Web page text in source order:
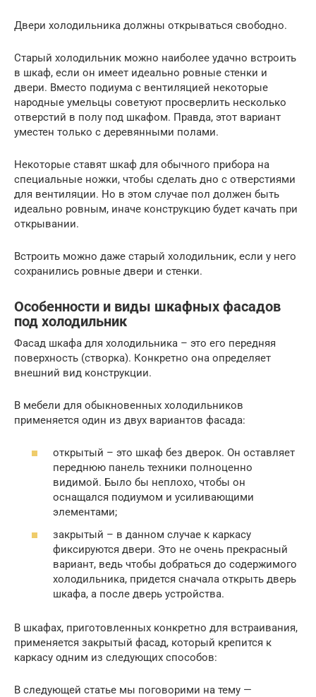
Двери холодильника должны открываться свободно.
Старый холодильник можно наиболее удачно встроить
в шкаф, если он имеет идеально ровные стенки и
двери. Вместо подиума с вентиляцией некоторые
народные умельцы советуют просверлить несколько
отверстий в полу под шкафом. Правда, этот вариант
уместен только с деревянными полами.
Некоторые ставят шкаф для обычного прибора на
специальные ножки, чтобы сделать дно с отверстиями
для вентиляции. Но в этом случае пол должен быть
идеально ровным, иначе конструкцию будет качать при
открывании.
Встроить можно даже старый холодильник, если у него
сохранились ровные двери и стенки.
Особенности и виды шкафных фасадов
под холодильник
Фасад шкафа для холодильника – это его передняя
поверхность (створка). Конкретно она определяет
внешний вид конструкции.
В мебели для обыкновенных холодильников
применяется один из двух вариантов фасада:
открытый – это шкаф без дверок. Он оставляет
переднюю панель техники полноценно
видимой. Было бы неплохо, чтобы он
оснащался подиумом и усиливающими
элементами;
закрытый – в данном случае к каркасу
фиксируются двери. Это не очень прекрасный
вариант, ведь чтобы добраться до содержимого
холодильника, придется сначала открыть дверь
шкафа, а после дверь устройства.
В шкафах, приготовленных конкретно для встраивания,
применяется закрытый фасад, который крепится к
каркасу одним из следующих способов:
В следующей статье мы поговорими на тему —